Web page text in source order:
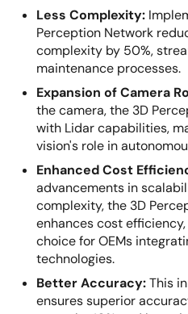
Less Complexity:
Perception Network
complexity by 50%,
maintenance processes.
Expansion of Camera
the camera, the 3D
with Lidar capabilities,
vision's role in
Enhanced Cost
advancements in
complexity, the 3D
enhances cost
choice for OEMs
technologies.
Better Accuracy:This
ensures superior